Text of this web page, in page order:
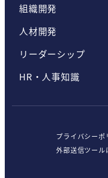
組織開発
人材開発
リーダーシップ
HR・人事知識
プライバシーポ
外部送信ツー